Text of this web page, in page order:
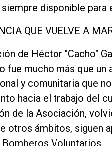
disponible para
QUE VUELVE A
de Héctor "Cacho"
fue mucho más que
y comunitaria que
hacia el trabajo del
de la Asociación,
otros ámbitos, siguen
Voluntarios.